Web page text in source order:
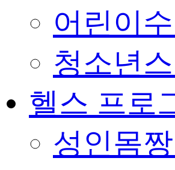
어린이
청소년
헬스 프로
성인몸